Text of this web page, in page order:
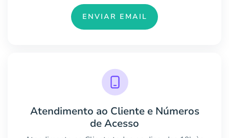
ENVIAR EMAIL
Atendimento ao Cliente e Números
de Acesso